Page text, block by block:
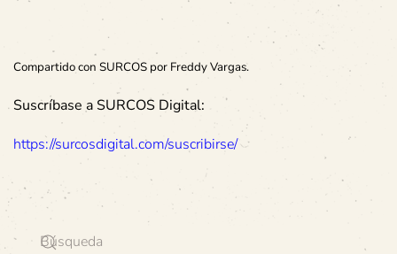
Compartido con SURCOS por Freddy Vargas.
Suscríbase a SURCOS Digital:
https://surcosdigital.com/suscribirse/